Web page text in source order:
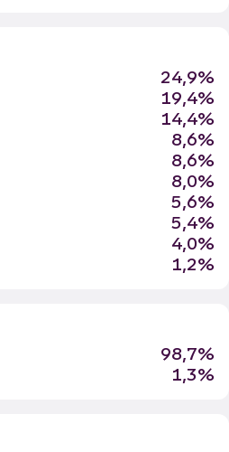
24,9%
19,4%
14,4%
8,6%
8,6%
8,0%
5,6%
5,4%
4,0%
1,2%
98,7%
1,3%